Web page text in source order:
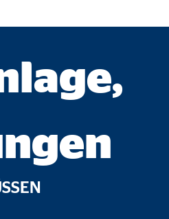
nutzen.